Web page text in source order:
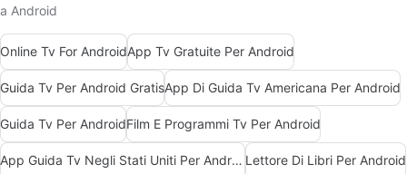
a Android
Online Tv For AndroidApp Tv Gratuite Per Android
Guida Tv Per Android GratisApp Di Guida Tv Americana Per Android
Guida Tv Per AndroidFilm E Programmi Tv Per Android
App Guida Tv Negli Stati Uniti Per Android Lettore Di Libri Per Android